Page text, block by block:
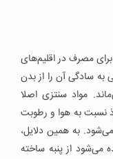
مصرف در اقلیم‌های
سادگی آن را از بدن
مواد سنتزی اصلا
نسبت به هوا و رطوبت
به همین دلایل،
می‌شود از پنبه ساخته